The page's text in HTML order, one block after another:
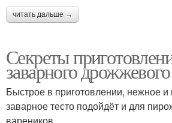
читать дальше →
Секреты
заварного дрожжевого
Быстрое в приготовлении, нежное и
заварное тесто подойдёт и для
вареников.